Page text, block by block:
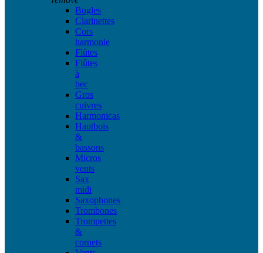
Bugles
Clarinettes
Cors
harmonie
Flûtes
Flûtes
à
bec
Gros
cuivres
Harmonicas
Hautbois
&
bassons
Micros
vents
Sax
midi
Saxophones
Trombones
Trompettes
&
cornets